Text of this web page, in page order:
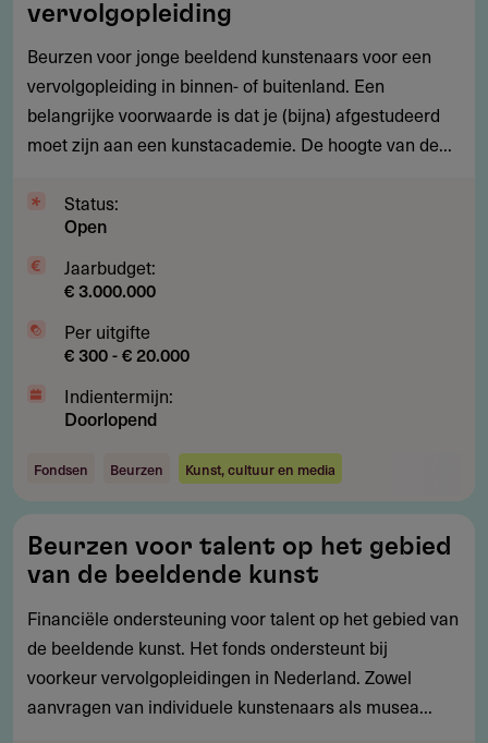
beeldend
kunstenaars
voor
een
vervolgopleiding
vervolgopleiding
Beurzen voor jonge beeldend kunstenaars voor een
vervolgopleiding in binnen- of buitenland. Een
belangrijke voorwaarde is dat je (bijna) afgestudeerd
moet zijn aan een kunstacademie. De hoogte van de...
Status:
Open
Jaarbudget:
€ 3.000.000
Per uitgifte
€ 300 - € 20.000
Indientermijn:
Doorlopend
Fondsen Beurzen Kunst, cultuur en media
voor
talent
op
het
gebied
van
Beurzen voor talent op het gebied
van de beeldende kunst
Financiële ondersteuning voor talent op het gebied van
de beeldende kunst. Het fonds ondersteunt bij
voorkeur vervolgopleidingen in Nederland. Zowel
aanvragen van individuele kunstenaars als musea...